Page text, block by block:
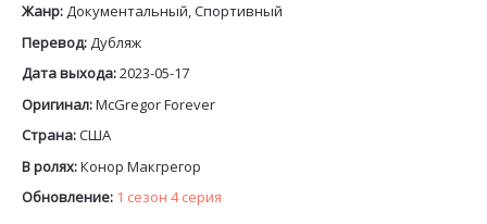
Жанр:Документальный, Спортивный
Перевод: Дубляж
Дата выхода:2023-05-17
Оригинал:McGregor Forever
Страна:США
В ролях:Конор Макгрегор
Обновление: 1 сезон 4 серия